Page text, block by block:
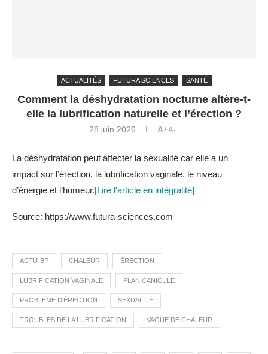
ACTUALITÉS FUTURA SCIENCES SANTÉ
Comment la déshydratation nocturne altère-t-
elle la lubrification naturelle et l’érection ?
28 juin 2026 A+A-
La déshydratation peut affecter la sexualité car elle a un
impact sur l’érection, la lubrification vaginale, le niveau
d’énergie et l’humeur.[Lire l'article en intégralité]
Source: https://www.futura-sciences.com
ACTU-BP CHALEUR ÉRECTION
LUBRIFICATION VAGINALE PLAN CANICULE
PROBLÈME D'ÉRECTION SEXUALITÉ
TROUBLES DE LA LUBRIFICATION VAGUE DE CHALEUR